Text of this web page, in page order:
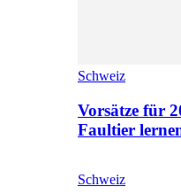
Schweiz
Vorsätze für
Faultier
Schweiz